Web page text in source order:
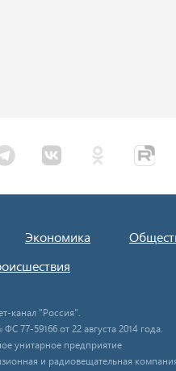
Экономика
канал "Россия".
77-59166 от 22 августа 2014 года.
унитарное предприятие
и радиовещательная